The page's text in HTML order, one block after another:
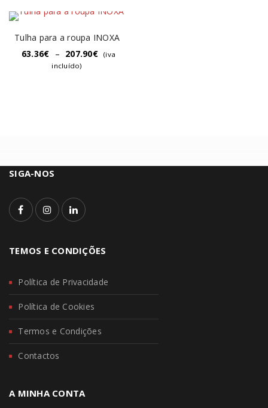
Tulha para a roupa INOXA
63.36€ – 207.90€
(iva
incluído)
SIGA-NOS
TEMOS E CONDIÇÕES
Política de Privacidade
Política de Cookies
Termos e Condições
Contactos
A MINHA CONTA